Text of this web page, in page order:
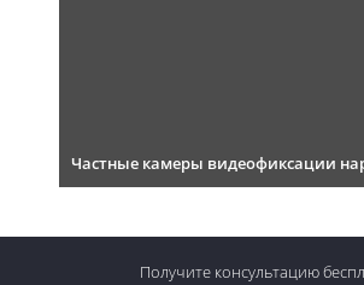
Частные камеры видеофиксации
Получите консультацию